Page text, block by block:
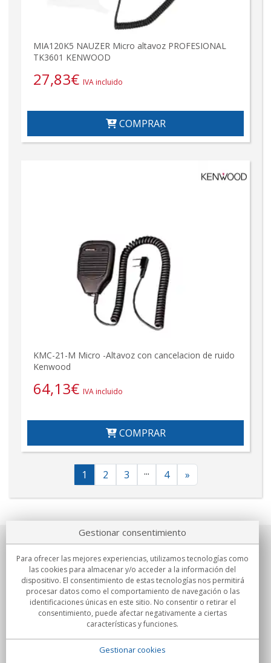
MIA120K5 NAUZER Micro altavoz PROFESIONAL
TK3601 KENWOOD
27,83€ IVA incluido
COMPRAR
KMC-21-M Micro -Altavoz con cancelacion de ruido
Kenwood
64,13€ IVA incluido
COMPRAR
1 2 3 ... 4 »
Sobre nosotros
Compromisos
Compras
Gestionar consentimiento
Para ofrecer las mejores experiencias, utilizamos tecnologías como
las cookies para almacenar y/o acceder a la información del
dispositivo. El consentimiento de estas tecnologías nos permitirá
procesar datos como el comportamiento de navegación o las
identificaciones únicas en este sitio. No consentir o retirar el
consentimiento, puede afectar negativamente a ciertas
características y funciones.
Gestionar cookies